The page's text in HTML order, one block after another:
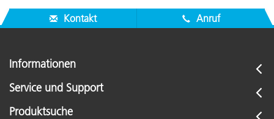
Kontakt Anruf
Informationen
Service und Support
Produktsuche